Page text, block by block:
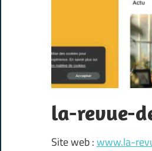
la-revue-
Site web :www.la-